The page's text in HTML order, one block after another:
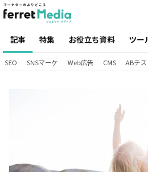
記事 特集 お役立ち資料 ツー
SEO SNSマーケ Web広告 CMS ABテ